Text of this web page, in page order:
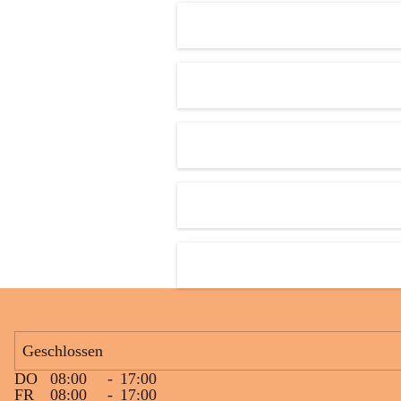
Geschlossen
DO
08:00 - 17:00
FR
08:00 - 17:00